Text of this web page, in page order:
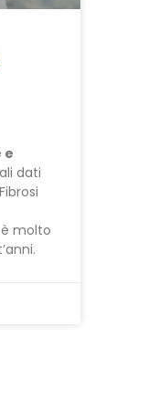
e
dati
molto